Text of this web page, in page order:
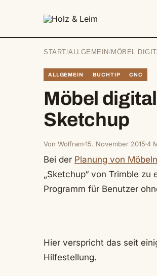
START /ALLGEMEIN/ MÖBEL
ALLGEMEIN BUCHTIP CNC
Möbel
Sketchup
Von Wolfram15. November 2015 4
Bei der Planung von Möbeln
„Sketchup“ von Trimble
Programm für Benutzer
Hier verspricht das seit
Hilfestellung.